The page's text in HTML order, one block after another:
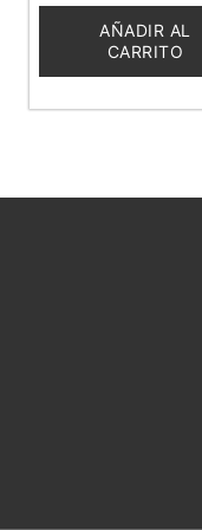
de
5
AÑADIR AL
CARRITO